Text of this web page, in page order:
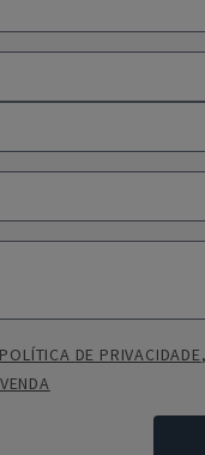
POLÍTICA DE PRIVACIDADE